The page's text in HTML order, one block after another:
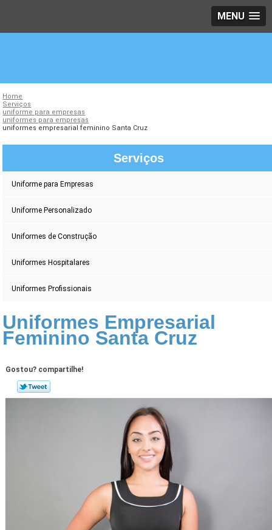
MENU
Home
Serviços
uniforme para empresas
uniformes para empresas
uniformes empresarial feminino Santa Cruz
Serviços
Uniforme para Empresas
Uniforme Personalizado
Uniformes de Construção
Uniformes Hospitalares
Uniformes Profissionais
Uniformes Empresarial
Feminino Santa Cruz
Gostou? compartilhe!